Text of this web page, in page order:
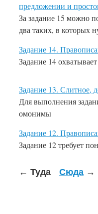
предложении и
За задание 15 можно
два таких, в которых
Задание 14.
Задание 14
Задание 13. Слитное,
Для выполнения
омонимы
Задание 12.
Задание 12требует
← Туда Сюда →